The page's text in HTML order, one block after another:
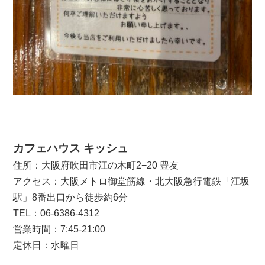
カフェハウス キッシュ
住所：大阪府吹田市江の木町2−20 豊友
アクセス：大阪メトロ御堂筋線・北大阪急行電鉄「江坂
駅」8番出口から徒歩約6分
TEL：06-6386-4312
営業時間：7:45-21:00
定休日：水曜日